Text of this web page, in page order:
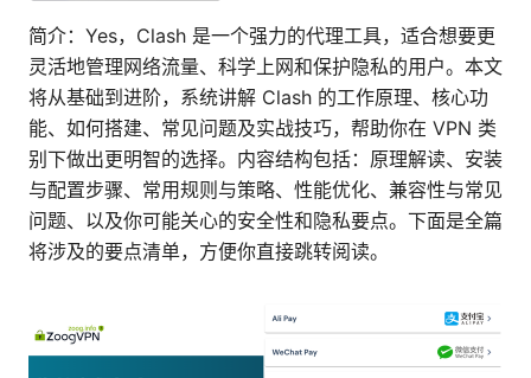
简介：Yes，Clash 是一个强力的代理工具，适合想要更
灵活地管理网络流量、科学上网和保护隐私的用户。本文
将从基础到进阶，系统讲解 Clash 的工作原理、核心功
能、如何搭建、常见问题及实战技巧，帮助你在 VPN 类
别下做出更明智的选择。内容结构包括：原理解读、安装
与配置步骤、常用规则与策略、性能优化、兼容性与常见
问题、以及你可能关心的安全性和隐私要点。下面是全篇
将涉及的要点清单，方便你直接跳转阅读。